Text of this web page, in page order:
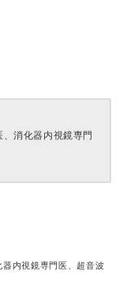
消化器内視鏡専門
内視鏡専門医、超音波